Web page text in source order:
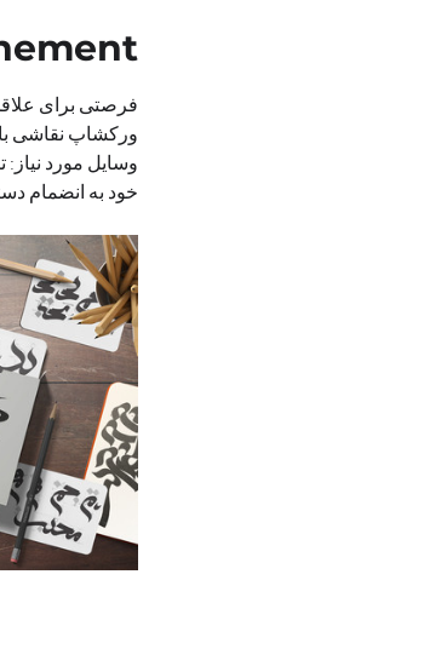
فرصتی برای
ورکشاپ نقاشی
وسایل مورد
خود به انضمام دسترسی به ۵ جلسه از آموزش آفلاین خط ترنج